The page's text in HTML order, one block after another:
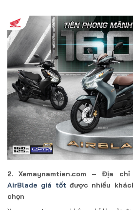
2. Xemaynamtien.com – Địa chỉ
AirBlade giá tốt được nhiều
chọn